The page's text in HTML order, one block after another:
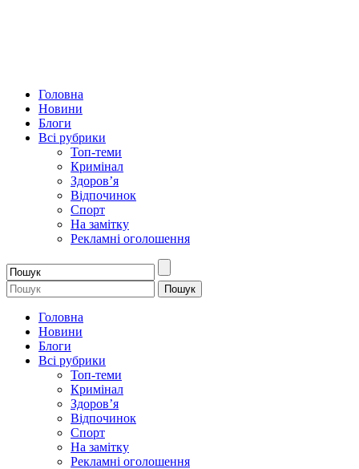
Головна
Новини
Блоги
Всі рубрики
Топ-теми
Кримінал
Здоров’я
Відпочинок
Спорт
На замітку
Рекламні оголошення
Головна
Новини
Блоги
Всі рубрики
Топ-теми
Кримінал
Здоров’я
Відпочинок
Спорт
На замітку
Рекламні оголошення